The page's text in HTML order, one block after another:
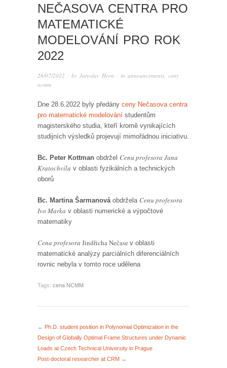
NEČASOVA CENTRA PRO
MATEMATICKÉ
MODELOVÁNÍ PRO ROK
2022
26/07/2022 · by Jaroslav Hron · in announcements, ceny
ncmm
Dne 28.6.2022 byly předány ceny Nečasova centra
pro matematické modelování studentům
magisterského studia, kteří kromě vynikajících
studijních výsledků projevují mimořádnou iniciativu.
Bc. Peter Kottman obdržel Cenu profesora Jana
Kratochvíla v oblasti fyzikálních a technických
oborů
Bc. Martina Šarmanová obdržela Cenu profesora
Ivo Marka v oblasti numerické a výpočtové
matematiky
Cena profesora Jindřicha Nečase v oblasti
matematické analýzy parciálních diferenciálních
rovnic nebyla v tomto roce udělena
Tags: cena NCMM
← Ph.D. student position in Polynomial Optimization in the
Design of Globally Optimal Frame Structures under Dynamic
Loads at Czech Technical University in Prague
Post-doctoral researcher at CRM →